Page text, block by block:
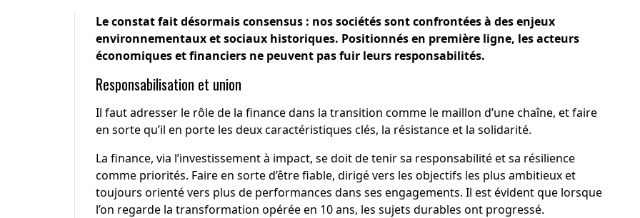
Le constat fait désormais consensus : nos sociétés sont confrontées à des enjeux
environnementaux et sociaux historiques. Positionnés en première ligne, les acteurs
économiques et financiers ne peuvent pas fuir leurs responsabilités.
Responsabilisation et union
Il faut adresser le rôle de la finance dans la transition comme le maillon d’une chaîne, et faire
en sorte qu’il en porte les deux caractéristiques clés, la résistance et la solidarité.
La finance, via l’investissement à impact, se doit de tenir sa responsabilité et sa résilience
comme priorités. Faire en sorte d’être fiable, dirigé vers les objectifs les plus ambitieux et
toujours orienté vers plus de performances dans ses engagements. Il est évident que lorsque
l’on regarde la transformation opérée en 10 ans, les sujets durables ont progressé.